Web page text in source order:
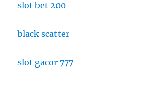
slot bet 200
black scatter
slot gacor 777